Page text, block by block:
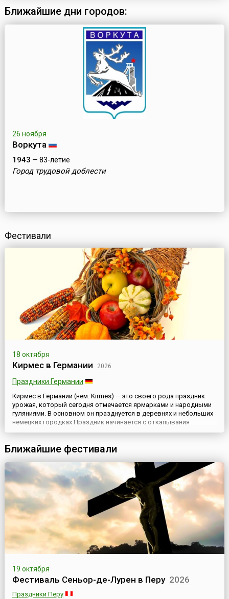
расположенный в 4 км от Назрани. Город Назрань расположен
Ближайшие дни городов:
26 ноября
Воркута
1943 — 83-летие
Город трудовой доблести
Фестивали
18 октября
Кирмес в Германии 2026
Праздники Германии
Кирмес в Германии (нем. Kirmes) — это своего рода праздник
урожая, который сегодня отмечается ярмарками и народными
гуляниями. В основном он празднуется в деревнях и небольших
немецких городках.Праздник начинается с откапывания
Кирмеса, соломенного чучела с бутылочкой шнапса, которого
торжественно несут через всю деревню к украшен...
Ближайшие фестивали
19 октября
Фестиваль Сеньор-де-Лурен в Перу 2026
Праздники Перу